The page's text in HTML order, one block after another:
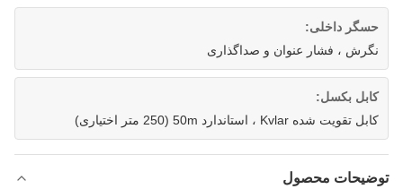
حسگر داخلی:
نگرش ، فشار عنوان و صداگذاری
کابل بکسل:
کابل تقویت شده Kvlar ، استاندارد 50m (250 متر اختیاری)
توضیحات محصول